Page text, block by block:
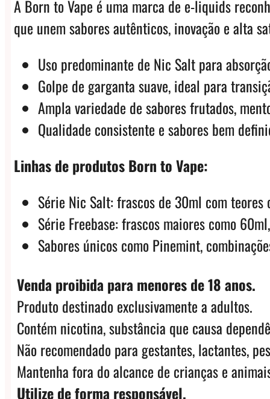
A Born to Vape é uma marca de e-liquids
que unem sabores autênticos, inovação e alta
Uso predominante de Nic Salt para
Golpe de garganta suave, ideal para
Ampla variedade de sabores frutados,
Qualidade consistente e sabores bem
Linhas de produtos Born to Vape:
Série Nic Salt: frascos de 30ml com
Série Freebase: frascos maiores como
Sabores únicos como Pinemint,
Venda proibida para menores de 18 anos.
Produto destinado exclusivamente a adultos.
Contém nicotina, substância que causa
Não recomendado para gestantes, lactantes,
Mantenha fora do alcance de crianças e
Utilize de forma responsável.